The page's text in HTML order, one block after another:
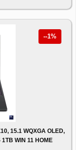
--1%
15.1 WQXGA OLED,
WIN 11 HOME